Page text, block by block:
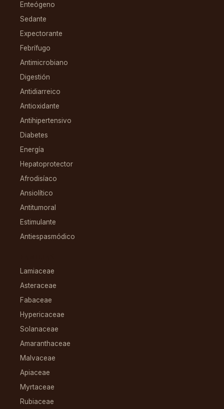
Enteógeno
Sedante
Expectorante
Febrífugo
Antimicrobiano
Digestión
Antidiarreico
Antioxidante
Antihipertensivo
Diabetes
Energía
Hepatoprotector
Afrodisíaco
Ansiolítico
Antitumoral
Estimulante
Antiespasmódico
Lamiaceae
Asteraceae
Fabaceae
Hypericaceae
Solanaceae
Amaranthaceae
Malvaceae
Apiaceae
Myrtaceae
Rubiaceae